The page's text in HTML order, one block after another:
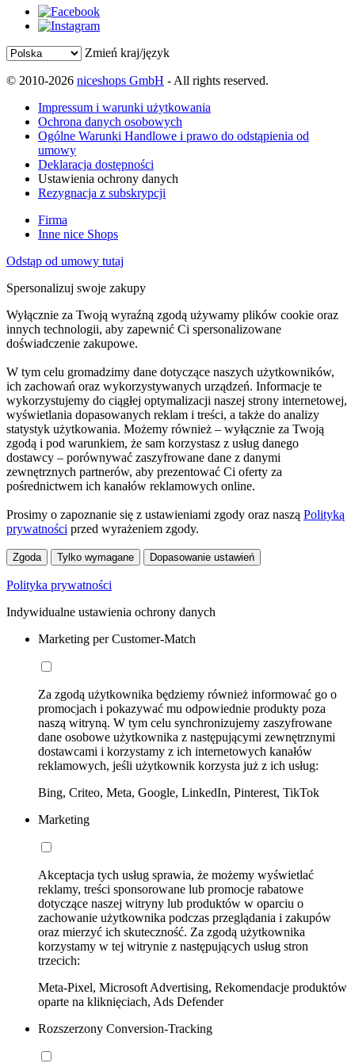
Zmień kraj/język
© 2010-2026 niceshops GmbH - All rights reserved.
Impressum i warunki użytkowania
Ochrona danych osobowych
Ogólne Warunki Handlowe i prawo do odstąpienia od
umowy
Deklaracja dostępności
Ustawienia ochrony danych
Rezygnacja z subskrypcji
Firma
Inne nice Shops
Odstąp od umowy tutaj
Spersonalizuj swoje zakupy
Wyłącznie za Twoją wyraźną zgodą używamy plików cookie oraz
innych technologii, aby zapewnić Ci spersonalizowane
doświadczenie zakupowe.
W tym celu gromadzimy dane dotyczące naszych użytkowników,
ich zachowań oraz wykorzystywanych urządzeń. Informacje te
wykorzystujemy do ciągłej optymalizacji naszej strony internetowej,
wyświetlania dopasowanych reklam i treści, a także do analizy
statystyk użytkowania. Możemy również – wyłącznie za Twoją
zgodą i pod warunkiem, że sam korzystasz z usług danego
dostawcy – porównywać zaszyfrowane dane z danymi
zewnętrznych partnerów, aby prezentować Ci oferty za
pośrednictwem ich kanałów reklamowych online.
Prosimy o zapoznanie się z ustawieniami zgody oraz naszą Polityką
prywatności przed wyrażeniem zgody.
Zgoda Tylko wymagane Dopasowanie ustawień
Polityka prywatności
Indywidualne ustawienia ochrony danych
Marketing per Customer-Match
Za zgodą użytkownika będziemy również informować go o
promocjach i pokazywać mu odpowiednie produkty poza
naszą witryną. W tym celu synchronizujemy zaszyfrowane
dane osobowe użytkownika z następującymi zewnętrznymi
dostawcami i korzystamy z ich internetowych kanałów
reklamowych, jeśli użytkownik korzysta już z ich usług:
Bing, Criteo, Meta, Google, LinkedIn, Pinterest, TikTok
Marketing
Akceptacja tych usług sprawia, że możemy wyświetlać
reklamy, treści sponsorowane lub promocje rabatowe
dotyczące naszej witryny lub produktów w oparciu o
zachowanie użytkownika podczas przeglądania i zakupów
oraz mierzyć ich skuteczność. Za zgodą użytkownika
korzystamy w tej witrynie z następujących usług stron
trzecich:
Meta-Pixel, Microsoft Advertising, Rekomendacje produktów
oparte na kliknięciach, Ads Defender
Rozszerzony Conversion-Tracking